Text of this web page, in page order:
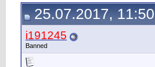
25.07.2017, 11:50
i191245
Banned